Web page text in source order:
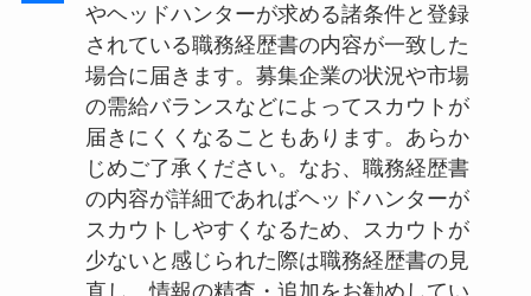
やヘッドハンターが求める諸条件と登録
されている職務経歴書の内容が一致した
場合に届きます。募集企業の状況や市場
の需給バランスなどによってスカウトが
届きにくくなることもあります。あらか
じめご了承ください。なお、職務経歴書
の内容が詳細であればヘッドハンターが
スカウトしやすくなるため、スカウトが
少ないと感じられた際は職務経歴書の見
直し、情報の精査・追加をお勧めしてい